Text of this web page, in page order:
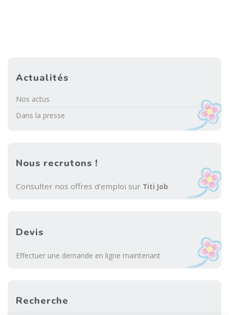
Actualités
Nos actus
Dans la presse
Nous recrutons !
Consulter nos offres d'emploi sur Titi Job
Devis
Effectuer une demande en ligne maintenant
Recherche